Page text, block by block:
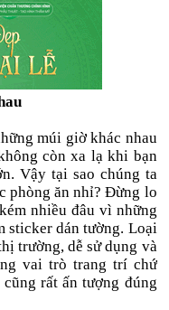
múi giờ khác nhau
còn xa lạ khi bạn
Vậy tại sao chúng ta
phòng ăn nhỉ? Đừng lo
nhiều đâu vì những
sticker dán tường. Loại
trường, dễ sử dụng và
vai trò trang trí chứ
rất ấn tượng đúng